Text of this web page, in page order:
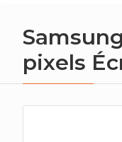
pixels